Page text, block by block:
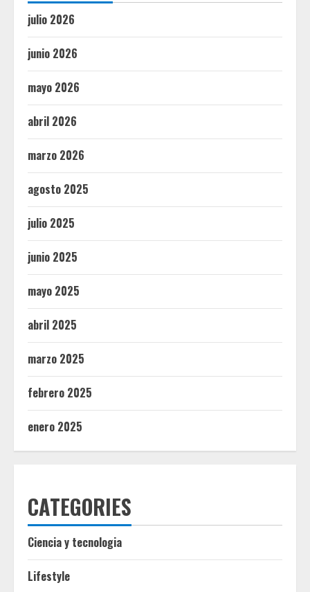
julio 2026
junio 2026
mayo 2026
abril 2026
marzo 2026
agosto 2025
julio 2025
junio 2025
mayo 2025
abril 2025
marzo 2025
febrero 2025
enero 2025
CATEGORIES
Ciencia y tecnologia
Lifestyle